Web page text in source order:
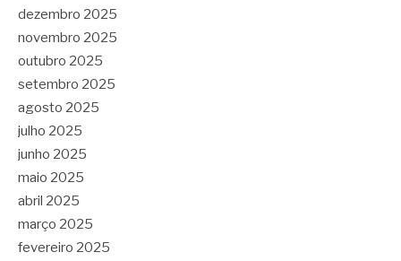
dezembro 2025
novembro 2025
outubro 2025
setembro 2025
agosto 2025
julho 2025
junho 2025
maio 2025
abril 2025
março 2025
fevereiro 2025